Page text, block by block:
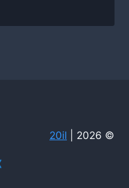
© 2026 |
20il